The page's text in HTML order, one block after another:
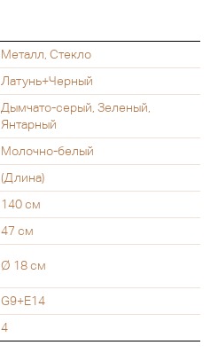
Металл, Стекло
Латунь+Черный
Дымчато-серый, Зеленый,
Янтарный
Молочно-белый
(Длина)
140 см
47 см
Ø 18 см
G9+Е14
4